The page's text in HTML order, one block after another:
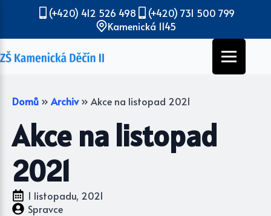
(+420) 412 526 498
(+420) 731 500 799
Kamenická 1145
Domů » Archiv » Akce na listopad 2021
Akce na listopad
2021
1 listopadu, 2021
Spravce